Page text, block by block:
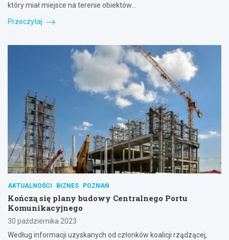
który miał miejsce na terenie obiektów…
Przeczytaj
AKTUALNOŚCI BIZNES POZNAŃ
Kończą się plany budowy Centralnego Portu
Komunikacyjnego
30 października 2023
Według informacji uzyskanych od członków koalicji rządzącej,